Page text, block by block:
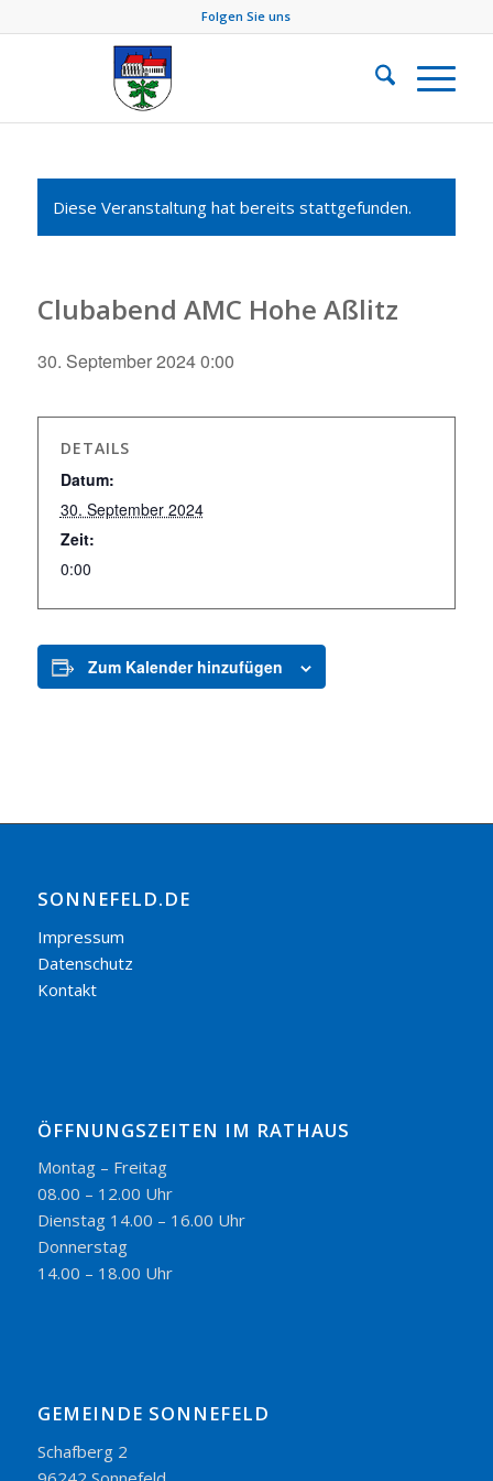
Folgen Sie uns
Diese Veranstaltung hat bereits stattgefunden.
Clubabend AMC Hohe Aßlitz
30. September 2024 0:00
DETAILS
Datum:
30. September 2024
Zeit:
0:00
Zum Kalender hinzufügen
SONNEFELD.DE
Impressum
Datenschutz
Kontakt
ÖFFNUNGSZEITEN IM RATHAUS
Montag – Freitag
08.00 – 12.00 Uhr
Dienstag 14.00 – 16.00 Uhr
Donnerstag
14.00 – 18.00 Uhr
GEMEINDE SONNEFELD
Schafberg 2